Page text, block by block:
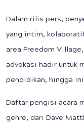
Dalam rilis pers,
yang intim,
area Freedom
advokasi hadir untuk
pendidikan, hingga
Daftar pengisi acara
genre, dari Dave